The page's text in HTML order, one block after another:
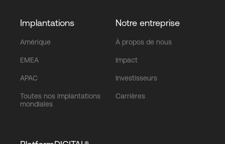
Implantations
Amérique
EMEA
APAC
Toutes nos implantations
mondiales
Notre entreprise
À propos de nous
Impact
Investisseurs
Carrières